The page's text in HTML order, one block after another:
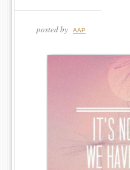
posted by AAP